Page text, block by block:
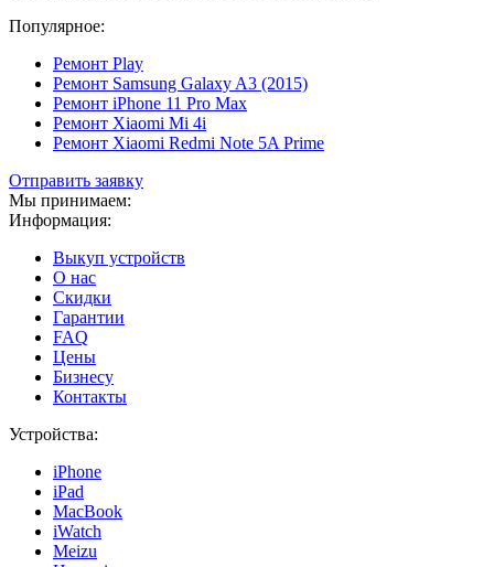
Популярное:
Ремонт Play
Ремонт Samsung Galaxy A3 (2015)
Ремонт iPhone 11 Pro Max
Ремонт Xiaomi Mi 4i
Ремонт Xiaomi Redmi Note 5A Prime
Отправить заявку
Мы принимаем:
Информация:
Выкуп устройств
О нас
Скидки
Гарантии
FAQ
Цены
Бизнесу
Контакты
Устройства:
iPhone
iPad
MacBook
iWatch
Meizu